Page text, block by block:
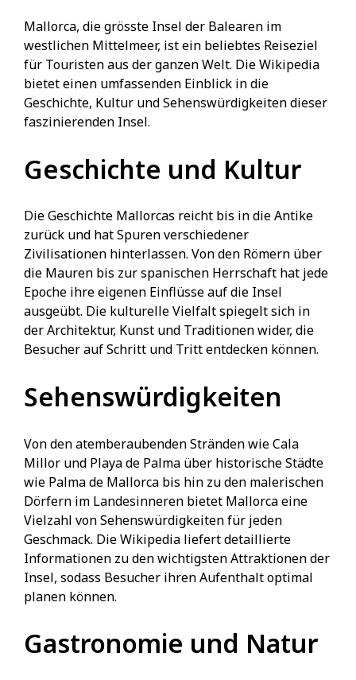
Mallorca, die grösste Insel der Balearen im
westlichen Mittelmeer, ist ein beliebtes Reiseziel
für Touristen aus der ganzen Welt. Die Wikipedia
bietet einen umfassenden Einblick in die
Geschichte, Kultur und Sehenswürdigkeiten dieser
faszinierenden Insel.
Geschichte und Kultur
Die Geschichte Mallorcas reicht bis in die Antike
zurück und hat Spuren verschiedener
Zivilisationen hinterlassen. Von den Römern über
die Mauren bis zur spanischen Herrschaft hat jede
Epoche ihre eigenen Einflüsse auf die Insel
ausgeübt. Die kulturelle Vielfalt spiegelt sich in
der Architektur, Kunst und Traditionen wider, die
Besucher auf Schritt und Tritt entdecken können.
Sehenswürdigkeiten
Von den atemberaubenden Stränden wie Cala
Millor und Playa de Palma über historische Städte
wie Palma de Mallorca bis hin zu den malerischen
Dörfern im Landesinneren bietet Mallorca eine
Vielzahl von Sehenswürdigkeiten für jeden
Geschmack. Die Wikipedia liefert detaillierte
Informationen zu den wichtigsten Attraktionen der
Insel, sodass Besucher ihren Aufenthalt optimal
planen können.
Gastronomie und Natur